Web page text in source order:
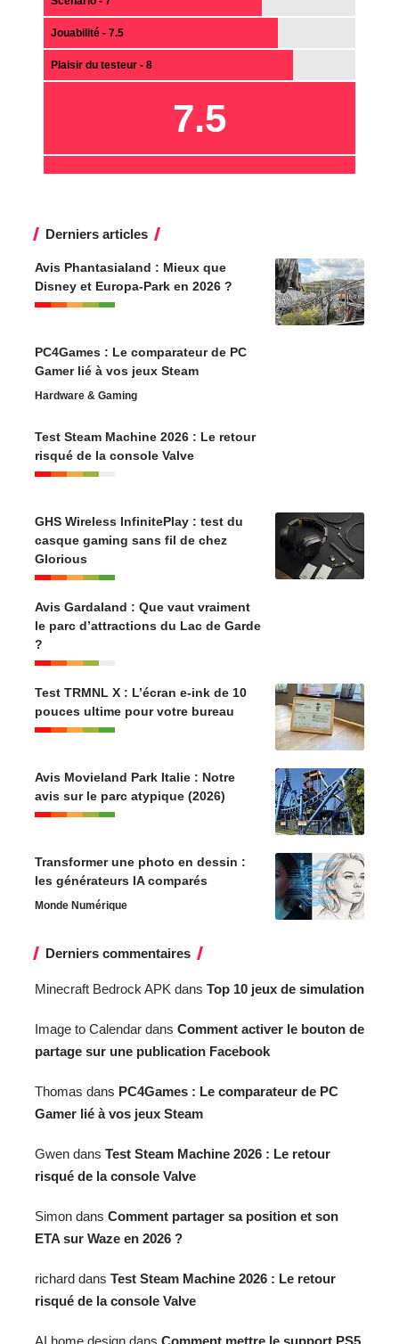
Jouabilité - 7.5
Plaisir du testeur - 8
7.5
Derniers articles
Avis Phantasialand : Mieux que
Disney et Europa-Park en 2026 ?
PC4Games : Le comparateur de PC
Gamer lié à vos jeux Steam
Hardware & Gaming
Test Steam Machine 2026 : Le retour
risqué de la console Valve
GHS Wireless InfinitePlay : test du
casque gaming sans fil de chez
Glorious
Avis Gardaland : Que vaut vraiment
le parc d’attractions du Lac de Garde
?
Test TRMNL X : L’écran e-ink de 10
pouces ultime pour votre bureau
Avis Movieland Park Italie : Notre
avis sur le parc atypique (2026)
Transformer une photo en dessin :
les générateurs IA comparés
Monde Numérique
Derniers commentaires
Minecraft Bedrock APK dans Top 10 jeux de simulation
Image to Calendar dans Comment activer le bouton de
partage sur une publication Facebook
Thomas dans PC4Games : Le comparateur de PC
Gamer lié à vos jeux Steam
Gwen dans Test Steam Machine 2026 : Le retour
risqué de la console Valve
Simon dans Comment partager sa position et son
ETA sur Waze en 2026 ?
richard dans Test Steam Machine 2026 : Le retour
risqué de la console Valve